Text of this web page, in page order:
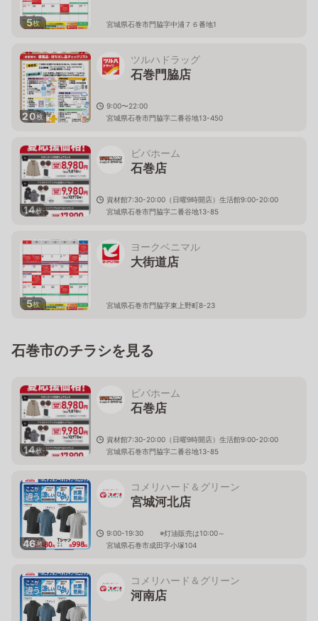
5枚 宮城県石巻市門脇字中浦７６番地1
20枚
ツルハドラッグ
石巻門脇店
9:00〜22:00
宮城県石巻市門脇字二番谷地13-450
14枚
ビバホーム
石巻店
資材館7:30-20:00（日曜9時開店）生活館9:00-20:00
宮城県石巻市門脇字二番谷地13-85
5枚
ヨークベニマル
大街道店
宮城県石巻市門脇字東上野町8-23
石巻市のチラシを見る
14枚
ビバホーム
石巻店
資材館7:30-20:00（日曜9時開店）生活館9:00-20:00
宮城県石巻市門脇字二番谷地13-85
46枚
コメリハード＆グリーン
宮城河北店
9:00-19:30 ※灯油販売は10:00～
宮城県石巻市成田字小塚104
コメリハード＆グリーン
河南店